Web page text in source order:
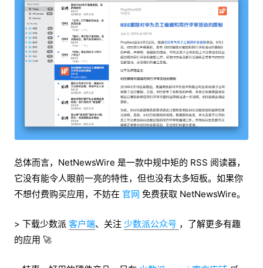
总体而言，NetNewsWire 是一款中规中矩的 RSS 阅读器，
它没有能令人眼前一亮的特性，但也没有太多短板。如果你
不想付费购买应用，不妨在 官网 免费获取 NetNewsWire。
> 下载少数派 客户端、关注 少数派公众号 ，了解更多有趣
的应用 🚀